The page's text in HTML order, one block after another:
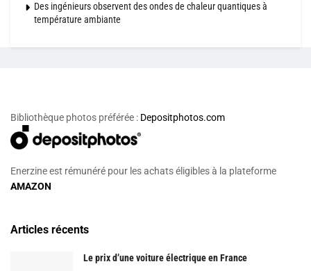
Des ingénieurs observent des ondes de chaleur quantiques à
température ambiante
Bibliothèque photos préférée : Depositphotos.com
Enerzine est rémunéré pour les achats éligibles à la plateforme
AMAZON
Articles récents
Le prix d’une voiture électrique en France